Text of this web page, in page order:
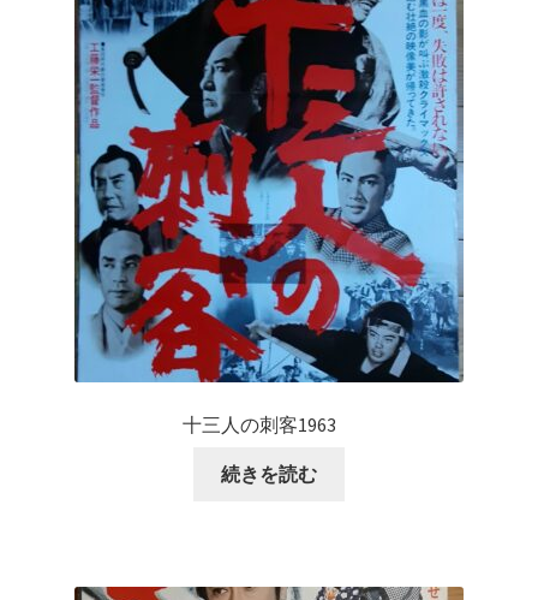
十三人の刺客1963
続きを読む